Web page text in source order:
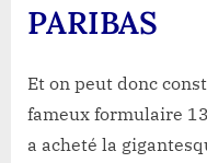
PARIBAS
Et on peut donc
fameux formulaire
a acheté la